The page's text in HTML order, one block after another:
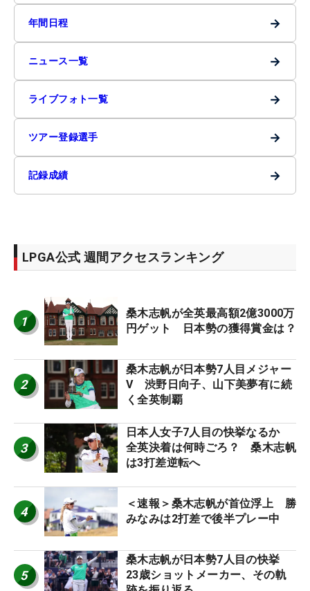
年間日程 →
ニュース一覧 →
ライブフォト一覧 →
ツアー登録選手 →
記録成績 →
LPGA公式 週間アクセスランキング
1
桑木志帆が全英最高額2億3000万
円ゲット 日本勢の獲得賞金は？
2
桑木志帆が日本勢7人目メジャー
V 渋野日向子、山下美夢有に続
く全英制覇
3
日本人女子7人目の快挙なるか
全英決着は何時ごろ？ 桑木志帆
は3打差逆転へ
4
＜速報＞桑木志帆が首位浮上 勝
みなみは2打差で後半プレー中
5
桑木志帆が日本勢7人目の快挙
23歳ショットメーカー、その軌